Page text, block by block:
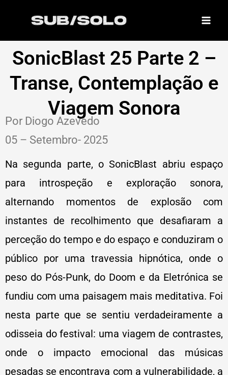
SonicBlast 25 Parte 2 –
Transe, Contemplação e
Viagem Sonora
Por Diogo Azevedo
05 – Setembro- 2025
Na segunda parte, o SonicBlast abriu espaço
para introspeção e exploração sonora,
alternando momentos de explosão com
instantes de recolhimento que desafiaram a
perceção do tempo e do espaço e conduziram o
público por uma travessia hipnótica, onde o
peso do Pós-Punk, do Doom e da Eletrónica se
fundiu com uma paisagem mais meditativa. Foi
nesta parte que se sentiu verdadeiramente a
odisseia do festival: uma viagem de contrastes,
onde o impacto emocional das músicas
pesadas se encontrava com a vulnerabilidade, a